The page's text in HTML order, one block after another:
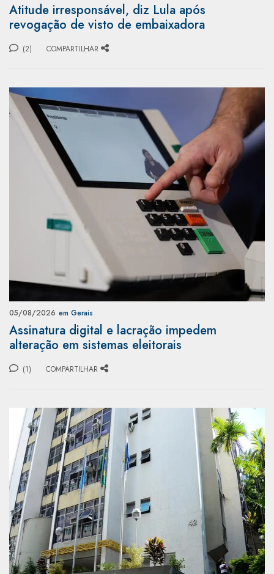
Atitude irresponsável, diz Lula após
revogação de visto de embaixadora
(2) COMPARTILHAR
05/08/2026 em Gerais
Assinatura digital e lacração impedem
alteração em sistemas eleitorais
(1) COMPARTILHAR